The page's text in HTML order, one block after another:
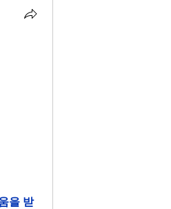
을 받